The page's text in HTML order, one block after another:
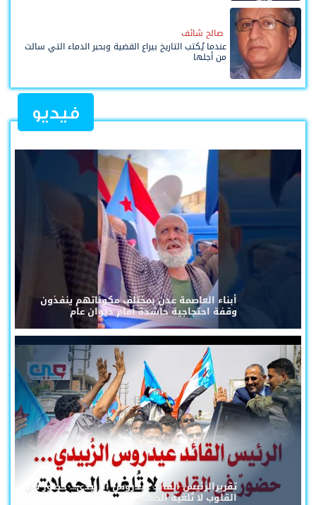
صالح شائف
عندما يُكتب التاريخ بيراع القضية وبحبر الدماء التي سالت
من أجلها
فيديو
أبناء العاصمة عدن بمختلف مكوناتهم ينفذون
وقفة احتجاجية حاشدة أمام ديوان عام
تقريرالرئيس القائد عيدروس الزُبيدي... حضورٌ في
القلوب لا تُلغيه الحملات